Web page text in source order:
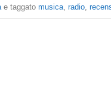
e taggato musica radio